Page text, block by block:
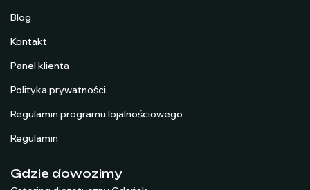
Blog
Kontakt
Panel klienta
Polityka prywatności
Regulamin programu lojalnościowego
Regulamin
Gdzie dowozimy